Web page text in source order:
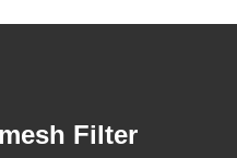
Filter